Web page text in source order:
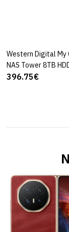
Western Digital Μy
NAS Tower 8TB
396.75€